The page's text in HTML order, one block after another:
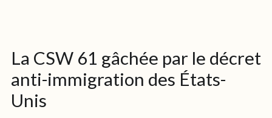
La CSW 61 gâchée par le décret
anti-immigration des États-
Unis